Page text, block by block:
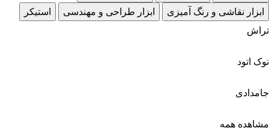
ابزار نقاشی و رنگ آمیزی
ابزار طراحی و مهندسی
استیکر
تراش
نوک اتود
جامدادی
مشاهده همه